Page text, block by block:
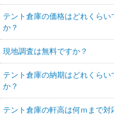
テント倉庫の価格はどれくらい
か？
現地調査は無料ですか？
テント倉庫の納期はどれくらい
か？
テント倉庫の軒高は何ｍまで対